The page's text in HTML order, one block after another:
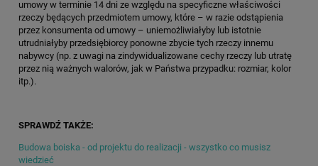
umowy w terminie 14 dni ze względu na specyficzne właściwości
rzeczy będących przedmiotem umowy, które – w razie odstąpienia
przez konsumenta od umowy – uniemożliwiałyby lub istotnie
utrudniałyby przedsiębiorcy ponowne zbycie tych rzeczy innemu
nabywcy (np. z uwagi na zindywidualizowane cechy rzeczy lub utratę
przez nią ważnych walorów, jak w Państwa przypadku: rozmiar, kolor
itp.).
SPRAWDŹ TAKŻE:
Budowa boiska - od projektu do realizacji - wszystko co musisz
wiedzieć